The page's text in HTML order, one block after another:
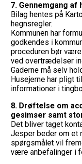
7. Gennemgang
Bilag hentes på
hegnsregler.
Kommunen har
godkendes i
proceduren bør
ved overtrædelser
Gaderne må selv
Husejerne har pligt
informationer i
8. Drøftelse om
gesimser samt
Det bliver taget
Jesper beder om et
spørgsmålet vil
være anbefalinger i